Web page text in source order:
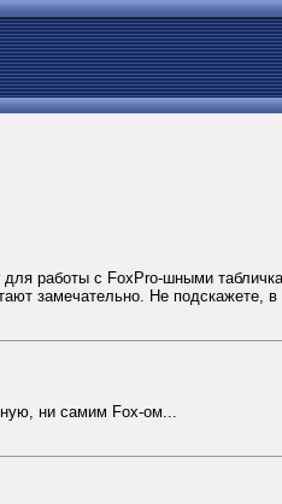
работы с FoxPro-шными
замечательно. Не подскажете,
ни самим Fox-ом...